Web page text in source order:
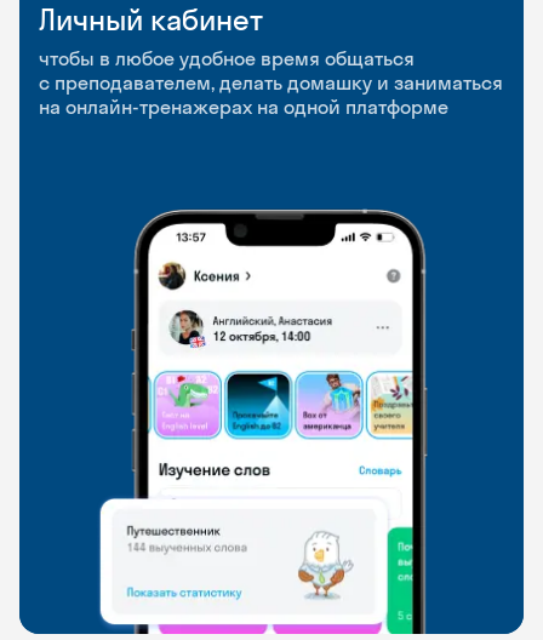
Личный кабинет
чтобы в любое удобное время общаться
с преподавателем, делать домашку и заниматься
на онлайн-тренажерах на одной платформе
Мобильное
приложение
чтобы заниматься и изучать новые слова где
и когда удобно
Разговорные клубы
и Talks
Групповые занятия для разговорной практики
и индивидуальные встречи с преподавателями